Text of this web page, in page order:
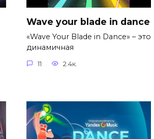
Wave your blade in dance
«Wave Your Blade in Dance» – это
динамичная
11 2.4к.